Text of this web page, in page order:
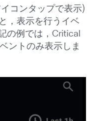
コンタップで表示)
，表示を行うイベ
の例では，Critical
ントのみ表示しま